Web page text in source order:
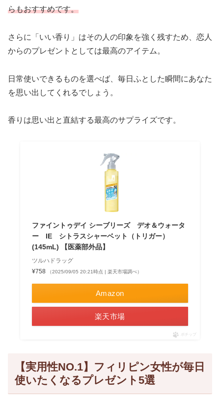
らもおすすめです。
さらに「いい香り」はその人の印象を強く残すため、恋人
からのプレゼントとしては最高のアイテム。
日常使いできるものを選べば、毎日ふとした瞬間にあなた
を思い出してくれるでしょう。
香りは思い出と直結する最高のサプライズです。
ファイントゥデイ シーブリーズ デオ＆ウォータ
ー IE シトラスシャーベット（トリガー）
(145mL) 【医薬部外品】
ツルハドラッグ
¥758
（2025/09/05 20:21時点 | 楽天市場調べ）
Amazon
楽天市場
ポチップ
【実用性NO.1】フィリピン女性が毎日
使いたくなるプレゼント5選